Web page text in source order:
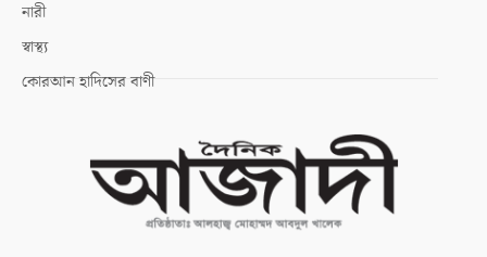
নারী
স্বাস্থ্য
কোরআন হাদিসের বাণী